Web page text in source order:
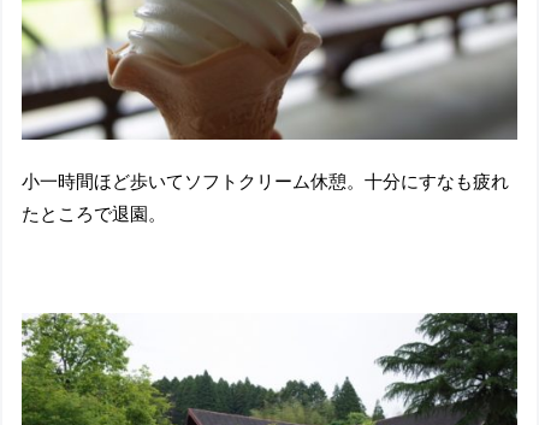
小一時間ほど歩いてソフトクリーム休憩。十分にすなも疲れ
たところで退園。